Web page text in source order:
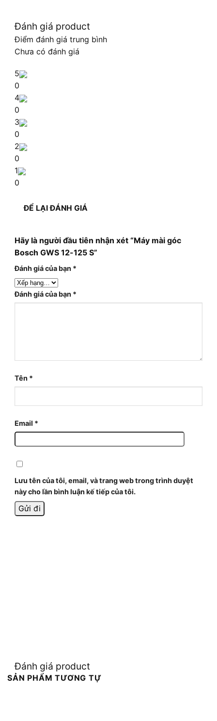
Đánh giá product
Điểm đánh giá trung bình
Chưa có đánh giá
5
0
4
0
3
0
2
0
1
0
ĐỂ LẠI ĐÁNH GIÁ
Hãy là người đầu tiên nhận xét “Máy mài góc
Bosch GWS 12-125 S”
Đánh giá của bạn *
Đánh giá của bạn *
Tên *
Email *
Lưu tên của tôi, email, và trang web trong trình duyệt
này cho lần bình luận kế tiếp của tôi.
Đánh giá product
SẢN PHẨM TƯƠNG TỰ